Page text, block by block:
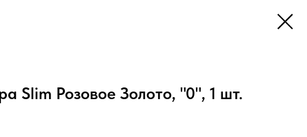
Slim Розовое Золото, "0", 1 шт.